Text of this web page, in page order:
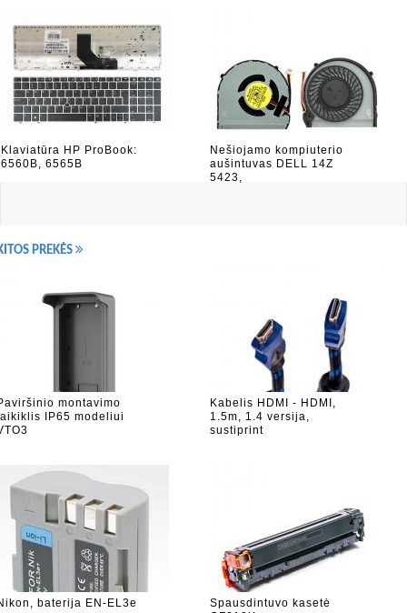
Klaviatūra HP ProBook:
6560B, 6565B
Nešiojamo kompiuterio
aušintuvas DELL 14Z
5423,
PREKĖS
montavimo
IP65 modeliui
Kabelis HDMI - HDMI,
1.5m, 1.4 versija,
sustiprint
baterija EN-EL3e
Spausdintuvo kasetė